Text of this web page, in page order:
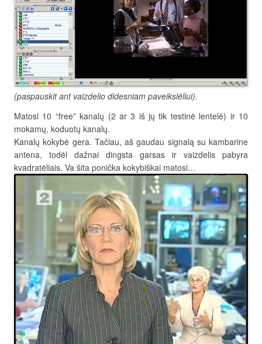
(paspauskit ant vaizdelio didesniam paveikslėliui).
Matosi 10 “free” kanalų (2 ar 3 iš jų tik testinė lentelė) ir 10
mokamų, koduotų kanalų.
Kanalų kokybė gera. Tačiau, aš gaudau signalą su kambarine
antena, todėl dažnai dingsta garsas ir vaizdelis pabyra
kvadratėliais. Va šita ponička kokybiškai matosi…